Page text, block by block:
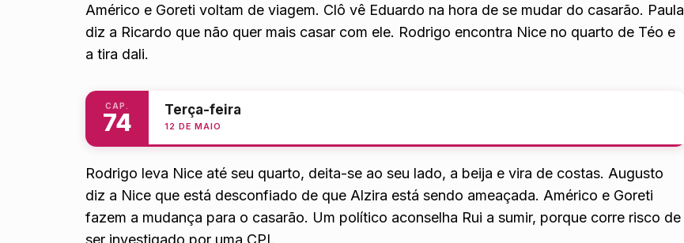
Américo e Goreti voltam de viagem. Clô vê Eduardo na hora de se mudar do casarão. Paula
diz a Ricardo que não quer mais casar com ele. Rodrigo encontra Nice no quarto de Téo e
a tira dali.
CAP.
74 Terça-feira
12 DE MAIO
Rodrigo leva Nice até seu quarto, deita-se ao seu lado, a beija e vira de costas. Augusto
diz a Nice que está desconfiado de que Alzira está sendo ameaçada. Américo e Goreti
fazem a mudança para o casarão. Um político aconselha Rui a sumir, porque corre risco de
ser investigado por uma CPI.